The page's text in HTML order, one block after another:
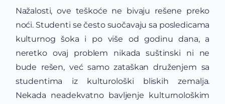
Nažalosti, ove teškoće ne bivaju rešene preko
noći. Studenti se često suočavaju sa posledicama
kulturnog šoka i po više od godinu dana, a
neretko ovaj problem nikada suštinski ni ne
bude rešen, već samo zataškan druženjem sa
studentima iz kulturološki bliskih zemalja.
Nekada neadekvatno bavljenje kulturnološkim